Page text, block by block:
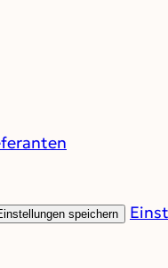
speichern